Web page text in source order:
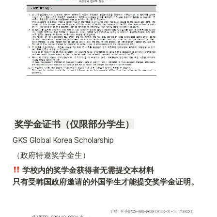
奖学金证书（仅限部分学生）
GKS Global Korea Scholarship
（政府特邀奖学金生）
学校内的奖学金获得者无需提交本材料
只有受韩国政府邀请的外国学生才能提交奖学金证明。